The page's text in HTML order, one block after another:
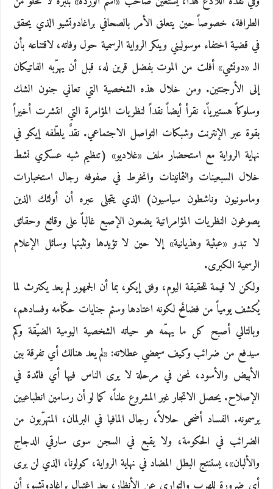
الطرافة، خصوصاً حين يتعلق الأمر بالصحافي براغادوتشيو الذي يحقق
في قضية اختفاء موسوليني وينكر الرواية الرسمية حول وفاته، لاقتناعه بأن
الـ «دوتشي» أفلت من الموت بفضل قرين له، قبل أن يهرّبه الفاتيكان
إلى الأرجنتين. ومن خلال هذه الشخصية التي تعاني جنون الشك
وسلوكاً هستيرياً، نقرأ أيضاً نقداً لنظريات المؤامرة التي انتشرت أخيراً
بقوة عبر الإنترنت وشبكات التواصل الاجتماعي. نقدٌ يلطّفه إيكو في
نهاية الرواية مع استحضار ملف «غلاديو» (تنظيم شبه عسكري نشط
خلال السبعينات والثمانينات وانخرط في صفوفه رجال استخبارات
وماسونيون وناشطون سياسيون) الذي يتجلى عبره أن أولئك الذين
يصوغون النظريات المؤامراتية يضعون الإصبع غالباً على وقائع وحقائق
لا تبدو «عبثية وهذيانية» إلا حين لا تؤيدها وتثبتها وسائل الإعلام
الرسمية الكبرى.
ولكن لا قيمة للحقيقة اليوم، وفق إيكو، بما أن الجمهور لم يعد يكترث لما
يُكشف يومياً من فضائح لكونه اعتادها وسئم جنايات حكّامه وفسادهم،
وبالتالي أصبح كل ما يهمّه هو حياته الشخصية اليومية الضيّقة وكم
سيدفع من ضرائب وكيف سيمضي عطلاته: «لم يعد هنالك أي تفرقة بين
الأبيض والأسود، نحن في مرحلة لا يرى الناس فيها أي فائدة في
الإصلاح. يحصل الاتجار غير المشروع علناً، كما لو أن رسامين انطباعيين
يرسمونه. الفساد أضحى حلالاً، رجال المافيا في البرلمان، المتهرّبون من
الضرائب في الحكومة، ولا يقبع في السجن سوى سارقي الدجاج
والألبان»، يستنتج البطل المضاد في نهاية الرواية، كولونا، الذي لن يرى